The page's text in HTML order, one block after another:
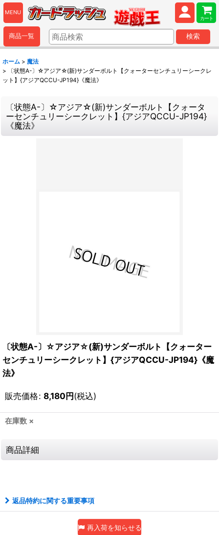
MENU
カート
商品一覧 検索
ホーム > 魔法
>
〔状態A-〕☆アジア☆(新)サンダーボルト【クォーターセンチュリーシークレ
ット】{アジアQCCU-JP194}《魔法》
〔状態A-〕☆アジア☆(新)サンダーボルト【クォータ
ーセンチュリーシークレット】{アジアQCCU-JP194}
《魔法》
〔状態A-〕☆アジア☆(新)サンダーボルト【クォーター
センチュリーシークレット】{アジアQCCU-JP194}《魔
法》
販売価格: 8,180円(税込)
在庫数 ×
商品詳細
返品特約に関する重要事項
再入荷を知らせる